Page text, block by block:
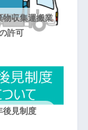
物収集運搬業
許可
後見制度